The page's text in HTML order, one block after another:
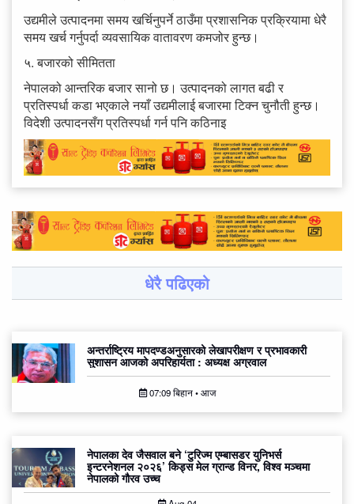
उद्यमीले उत्पादनमा समय खर्चिनुपर्ने ठाउँमा प्रशासनिक प्रक्रियामा धेरै
समय खर्च गर्नुपर्दा व्यवसायिक वातावरण कमजोर हुन्छ।
५. बजारको सीमितता
नेपालको आन्तरिक बजार सानो छ। उत्पादनको लागत बढी र
प्रतिस्पर्धा कडा भएकाले नयाँ उद्यमीलाई बजारमा टिक्न चुनौती हुन्छ।
विदेशी उत्पादनसँग प्रतिस्पर्धा गर्न पनि कठिनाइ
धेरै पढिएको
अन्तर्राष्ट्रिय मापदण्डअनुसारको लेखापरीक्षण र प्रभावकारी
सुशासन आजको अपरिहार्यता : अध्यक्ष अग्रवाल
07:09 बिहान • आज
नेपालका देव जैसवाल बने ‘टुरिज्म एम्बासडर युनिभर्स
इन्टरनेशनल २०२६’ किड्स मेल ग्रान्ड विनर, विश्व मञ्चमा
नेपालको गौरव उच्च